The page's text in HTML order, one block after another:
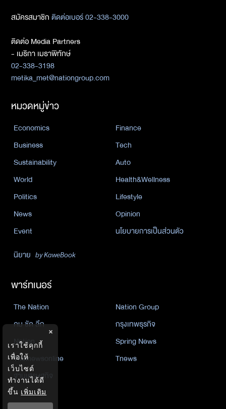
สมัครสมาชิกติดต่อเบอร์ 02-338-3000
ติดต่อ Media Partners
- เมธิกา เมธาพิทักษ์
02-338-3198
metika_met@nationgroup.com
หมวดหมู่ข่าว
Economics
Finance
Business
Tech
Sustainability
Auto
World
Health&Wellness
Politics
Lifestyle
News
Opinion
Event
นโยบายการเป็นส่วนตัว
นิยาย by KaweBook
พาร์ทเนอร์
The Nation
Nation Group
คม ชัด ลึก
กรุงเทพธุรกิจ
Nation
Spring News
Thainewsonline
Tnews
ฐานเศรษฐกิจ
×
เราใช้คุกกี้
เพื่อให้
เว็บไซต์
ทำงานได้ดี
ขึ้น เพิ่มเติม